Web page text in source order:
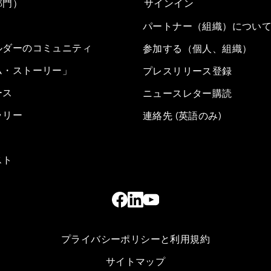
）
ーのコミュニティ
ストーリー」
リー
サインイン
パートナー（組織）につい
参加する（個人、組織）
プレスリリース登録
ニュースレター購読
連絡先 (英語のみ)
プライバシーポリシーと利用規約
サイトマップ